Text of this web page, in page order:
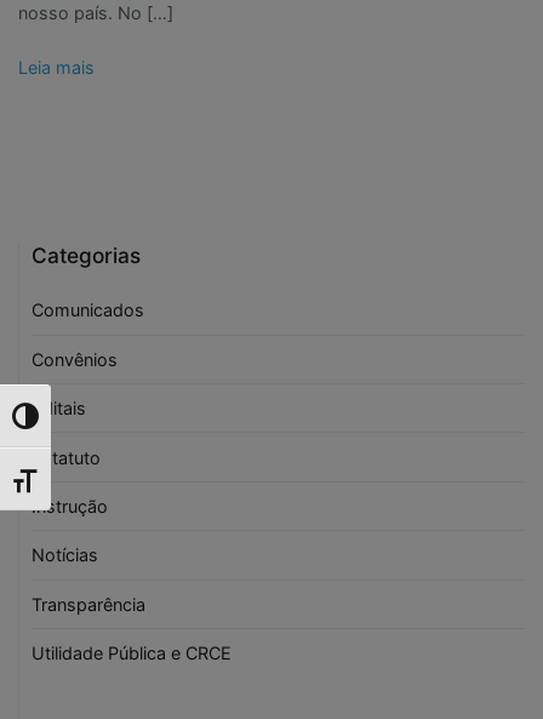
Toggle High Contrast
Toggle Font size
nosso país. No […]
Leia mais
Categorias
Comunicados
Convênios
Editais
Estatuto
Instrução
Notícias
Transparência
Utilidade Pública e CRCE